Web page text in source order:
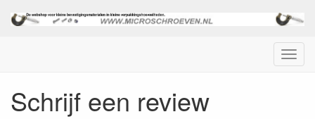
Menu
Schrijf een review